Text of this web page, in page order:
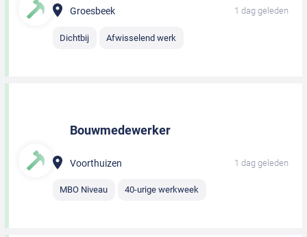
Groesbeek 1 dag geleden
Dichtbij Afwisselend werk
Bouwmedewerker
Voorthuizen 1 dag geleden
MBO Niveau 40-urige werkweek